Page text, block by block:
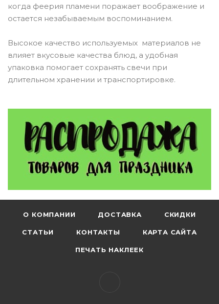
когда феерия пламени поражает воображение и
остается незабываемым воспоминанием.
Высокое качество используемых материалов не
влияет вкусовые качества блюд, а удобная
упаковка помогает сохранять свечи при
длительном хранении и транспортировке.
О КОМПАНИИ ДОСТАВКА СКИДКИ
СТАТЬИ КОНТАКТЫ КАРТА САЙТА
ПЕЧАТЬ НАКЛЕЕК